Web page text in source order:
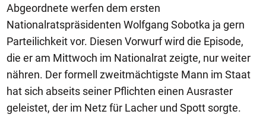
Abgeordnete werfen dem ersten
Nationalratspräsidenten Wolfgang Sobotka ja gern
Parteilichkeit vor. Diesen Vorwurf wird die Episode,
die er am Mittwoch im Nationalrat zeigte, nur weiter
nähren. Der formell zweitmächtigste Mann im Staat
hat sich abseits seiner Pflichten einen Ausraster
geleistet, der im Netz für Lacher und Spott sorgte.